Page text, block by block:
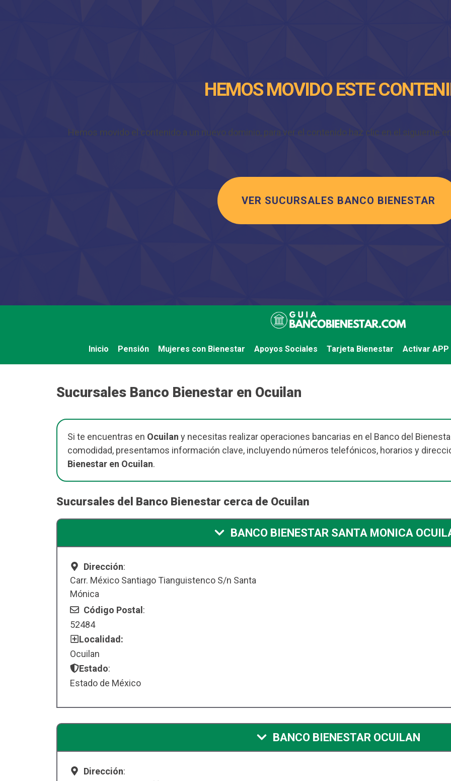
HEMOS MOVIDO ESTE
Hemos movido el contenido a un nuevo dominio, para ver el contenido haz clic en el siguiente
VER SUCURSALES BANCO BIENESTAR
Inicio Pensión Mujeres con Bienestar Apoyos Sociales Tarjeta Bienestar Activar APP
Sucursales Banco Bienestar en Ocuilan
Si te encuentras en Ocuilan y necesitas realizar operaciones bancarias en el Banco del
comodidad, presentamos información clave, incluyendo números telefónicos, horarios y
Bienestar en Ocuilan.
Sucursales del Banco Bienestar cerca de Ocuilan
BANCO BIENESTAR SANTA MONICA
Dirección:
Carr. México Santiago Tianguistenco S/n Santa
Mónica
Código Postal:
52484
Localidad:
Ocuilan
Estado:
Estado de México
BANCO BIENESTAR OCUILAN
Dirección: